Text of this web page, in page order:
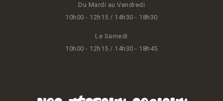
Du Mardi au Vendredi
10h00 - 12h15 / 14h30 - 18h30
Le Samedi
10h00 - 12h15 / 14h30 - 18h45